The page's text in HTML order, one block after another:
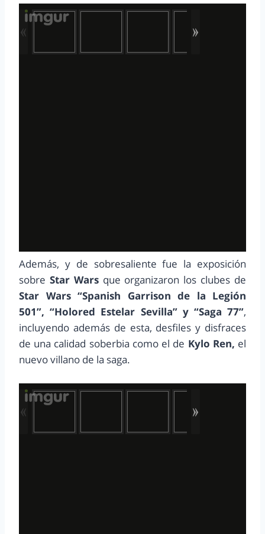
Además, y de sobresaliente fue la exposición
sobre Star Warsque organizaron los clubes de
Star Wars “Spanish Garrison de la Legión
501”, “Holored Estelar Sevilla” y “Saga 77”,
incluyendo además de esta, desfiles y disfraces
de una calidad soberbia como el de Kylo Ren, el
nuevo villano de la saga.